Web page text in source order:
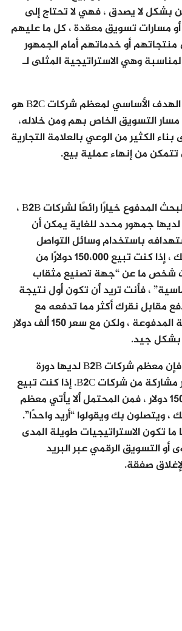
بشكل لا يصدق ، فهي لا تحتاج إلى
مسارات تسويق معقدة ، كل ما عليهم
أو خدماتهم أمام الجمهور
وهي الاستراتيجية المثلى لـ
ونتيجة لذلك ، فإن الهدف الأساسي لمعظم شركات B2C هو
التسويق الخاص بهم ومن خلاله،
بناء الكثير من الوعي بالعلامة التجارية
تتمكن من إنهاء عملية بيع.
في المقابل ، يعد البحث المدفوع خيارًا رائعًا لشركات B2B ،
معظم شركات B2B لديها جمهور محدد للغاية يمكن أن
باستخدام وسائل التواصل
الاجتماعي ، ومع ذلك ، إذا كنت تبيع 150،000 دولارًا من
شخص ما عن “جهة تصنيع مثقاب
، فأنت تريد أن تكون أول نتيجة
مقابل نقرك أكثر مما تدفعه مع
الإعلانات الاجتماعية المدفوعة ، ولكن مع سعر 150 ألف دولار
بشكل جيد.
بالإضافة إلى ذلك ، فإن معظم شركات B2B لديها دورة
مبيعات أطول وأكثر مشاركة من شركات B2C. إذا كنت تبيع
مثقابًا بقيمة 150.000 دولار ، فمن المحتمل ألا يأتي معظم
ويتصلون بك ويقولوا “أريد واحدًا”.
ما تكون الاستراتيجيات طويلة المدى
التسويق الرقمي عبر البريد
صفقة.